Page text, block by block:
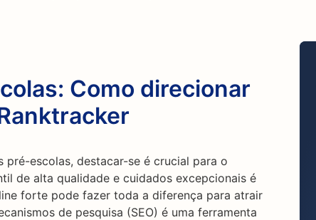
Como direcionar
escolas, destacar-se é crucial para o
de alta qualidade e cuidados excepcionais é
forte pode fazer toda a diferença para atrair
de pesquisa (SEO) é uma ferramenta